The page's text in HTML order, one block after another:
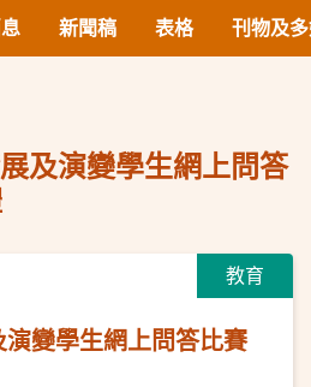
聯絡我們
新聞稿 表格 刊物及
及演變學生網上問答
教育
變學生網上問答比賽